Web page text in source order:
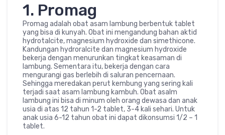
1. Promag
Promag adalah obat asam lambung berbentuk tablet
yang bisa di kunyah. Obat ini mengandung bahan aktid
hydrotalcite, magnesium hydroxide dan simethicone.
Kandungan hydroralcite dan magnesium hydroxide
bekerja dengan menurunkan tingkat keasaman di
lambung. Sementara itu, bekerja dengan cara
mengurangi gas berlebih di saluran pencernaan.
Sehingga meredakan perut kembung yang sering kali
terjadi saat asam lambung kambuh. Obat asalm
lambung ini bisa di minum oleh orang dewasa dan anak
usia di atas 12 tahun 1-2 tablet, 3-4 kali sehari. Untuk
anak usia 6-12 tahun obat ini dapat dikonsumsi 1/2 – 1
tablet.